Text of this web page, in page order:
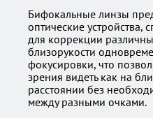
Бифокальные линзы
оптические устройства,
для коррекции
близорукости
фокусировки, что
зрения видеть как на
расстоянии без
между разными очками.